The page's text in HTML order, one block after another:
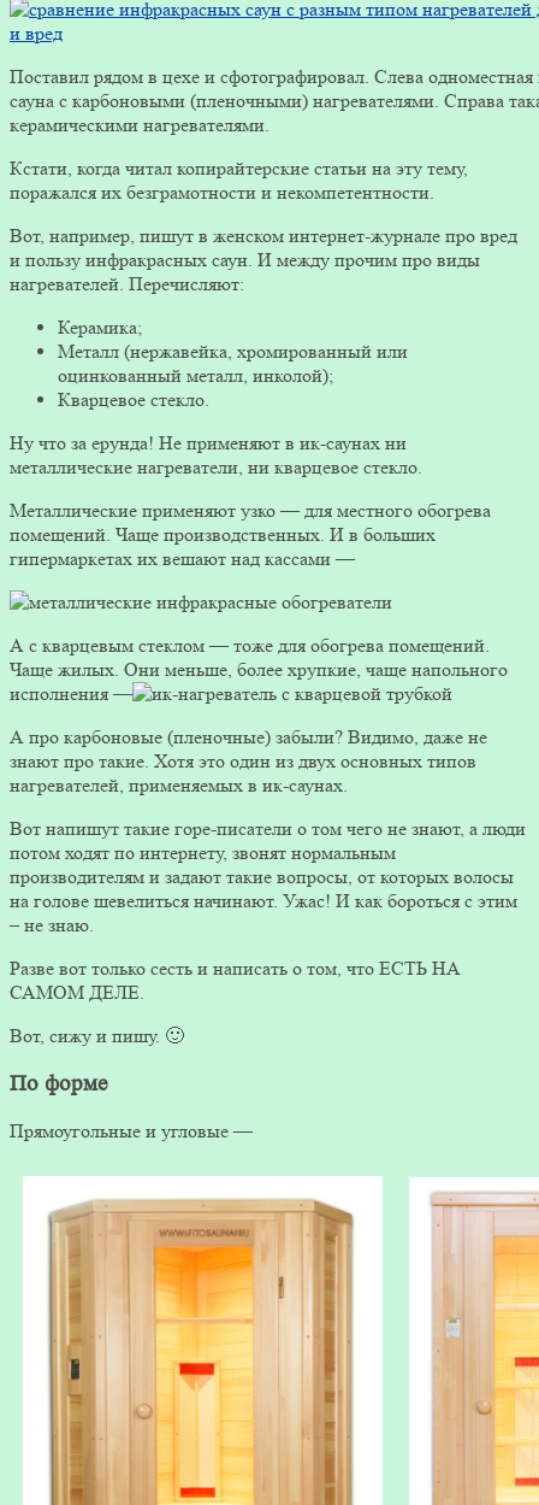
Поставил рядом в цехе и сфотографировал. Слева одноместная
сауна с карбоновыми (пленочными) нагревателями. Справа
керамическими нагревателями.
Кстати, когда читал копирайтерские статьи на эту тему,
поражался их безграмотности и некомпетентности.
Вот, например, пишут в женском интернет-журнале про вред
и пользу инфракрасных саун. И между прочим про виды
нагревателей. Перечисляют:
Керамика;
Металл (нержавейка, хромированный или
оцинкованный металл, инколой);
Кварцевое стекло.
Ну что за ерунда! Не применяют в ик-саунах ни
металлические нагреватели, ни кварцевое стекло.
Металлические применяют узко — для местного обогрева
помещений. Чаще производственных. И в больших
гипермаркетах их вешают над кассами —
А с кварцевым стеклом — тоже для обогрева помещений.
Чаще жилых. Они меньше, более хрупкие, чаще напольного
исполнения —
А про карбоновые (пленочные) забыли? Видимо, даже не
знают про такие. Хотя это один из двух основных типов
нагревателей, применяемых в ик-саунах.
Вот напишут такие горе-писатели о том чего не знают, а люди
потом ходят по интернету, звонят нормальным
производителям и задают такие вопросы, от которых волосы
на голове шевелиться начинают. Ужас! И как бороться с этим
– не знаю.
Разве вот только сесть и написать о том, что ЕСТЬ НА
САМОМ ДЕЛЕ.
Вот, сижу и пишу. 🙂
По форме
Прямоугольные и угловые —